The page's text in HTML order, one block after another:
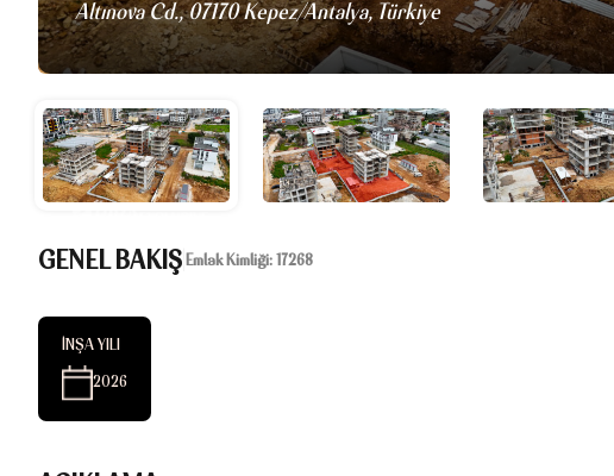
Altınova Cd., 07170 Kepez/Antalya, Türkiye
GENEL BAKIŞ Emlak Kimliği: 17268
İNŞA YILI
2026